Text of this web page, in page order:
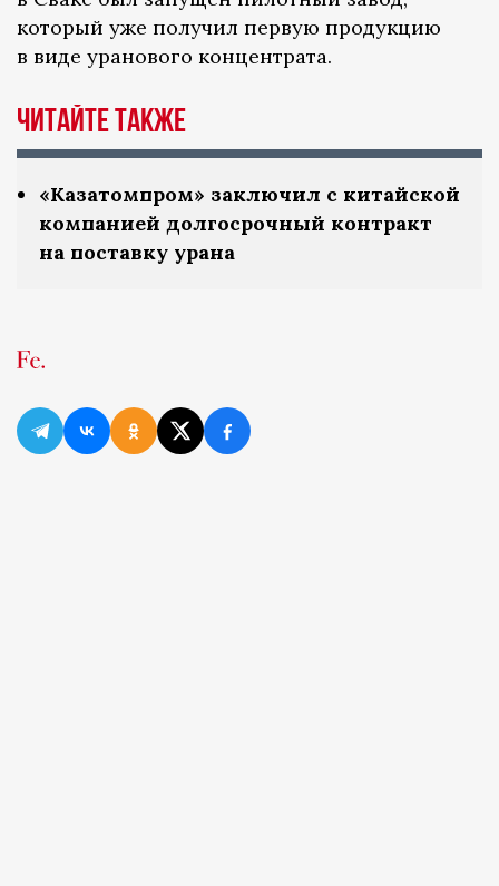
который уже получил первую продукцию
в виде уранового концентрата.
Читайте также
«Казатомпром» заключил с китайской
компанией долгосрочный контракт
на поставку урана